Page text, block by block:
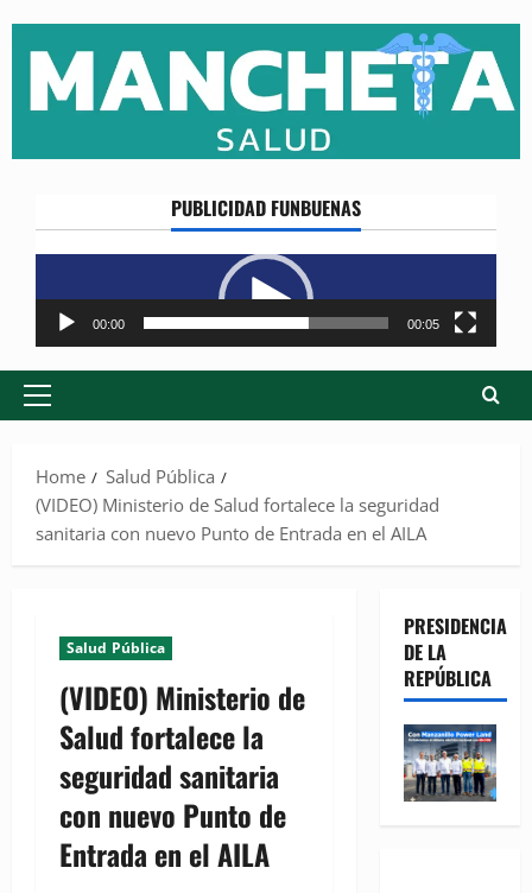
content
PUBLICIDAD FUNBUENAS
Reproductor
de
vídeo
00:00 00:05
Primary
Home
Salud Pública
(VIDEO) Ministerio de Salud fortalece la seguridad
sanitaria con nuevo Punto de Entrada en el AILA
Salud Pública
(VIDEO) Ministerio de
Salud fortalece la
seguridad sanitaria
con nuevo Punto de
Entrada en el AILA
PRESIDENCIA
DE LA
REPÚBLICA